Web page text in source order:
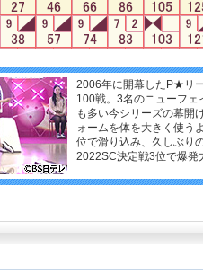
2006年に開幕したP★リ
100戦。3名のニューフ
も多い今シリーズの幕開
ォームを体を大きく使う
位で滑り込み、久しぶり
2022SC決定戦3位で爆発